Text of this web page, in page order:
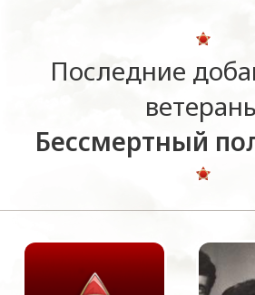
Последние
Бессмертный